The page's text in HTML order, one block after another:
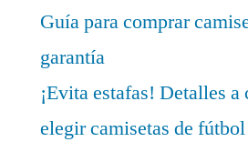
Guía para comprar
garantía
¡Evita estafas! Detalles
elegir camisetas de fútbol